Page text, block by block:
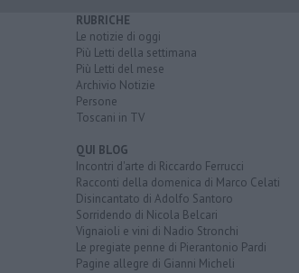
RUBRICHE
Le notizie di oggi
Più Letti della settimana
Più Letti del mese
Archivio Notizie
Persone
Toscani in TV
QUI BLOG
Incontri d'arte di Riccardo Ferrucci
Racconti della domenica di Marco Celati
Disincantato di Adolfo Santoro
Sorridendo di Nicola Belcari
Vignaioli e vini di Nadio Stronchi
Le pregiate penne di Pierantonio Pardi
Pagine allegre di Gianni Micheli